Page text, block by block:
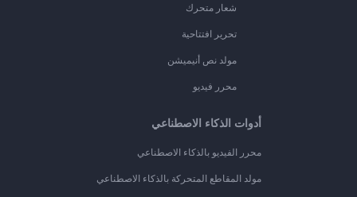
شعار متحرك
تحرير افتتاحية
مولد نص أنيميشن
محرر فيديو
أدوات الذكاء الاصطناعي
محرر الفيديو بالذكاء الاصطناعي
مولد المقاطع المتحركة بالذكاء الاصطناعي